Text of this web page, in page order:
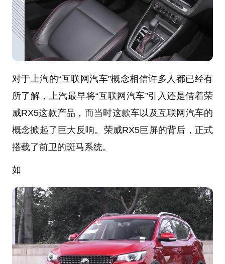
对于上汽的“互联网汽车”概念相信许多人都已经有
所了解，上汽最早将“互联网汽车”引入还是借着荣
威RX5这款产品，而当时这款车以及互联网汽车的
概念掀起了巨大反响。荣威RX5巨屏的背后，正式
搭载了前卫的斑马系统。
如